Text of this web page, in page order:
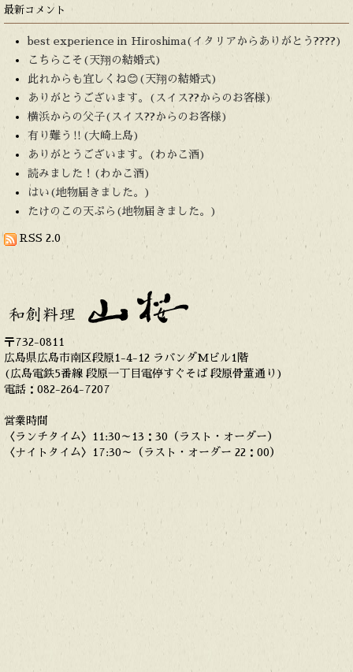
最新コメント
best experience in Hiroshima(イタリアからありがとう????)
こちらこそ(天翔の結婚式)
此れからも宜しくね😊(天翔の結婚式)
ありがとうございます。(スイス??からのお客様)
横浜からの父子(スイス??からのお客様)
有り難う‼️(大崎上島)
ありがとうございます。(わかこ酒)
読みました！(わかこ酒)
はい(地物届きました。)
たけのこの天ぷら(地物届きました。)
RSS 2.0
〒732-0811
広島県広島市南区段原1-4-12 ラバンダMビル1階
(広島電鉄5番線 段原一丁目電停すぐそば 段原骨董通り)
電話：082-264-7207
営業時間
〈ランチタイム〉11:30～13：30（ラスト・オーダー）
〈ナイトタイム〉17:30～（ラスト・オーダー 22：00）